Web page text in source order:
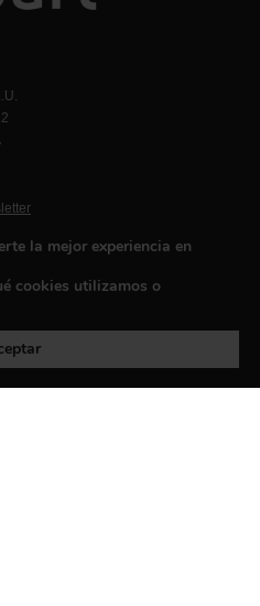
la mejor experiencia en
cookies utilizamos o